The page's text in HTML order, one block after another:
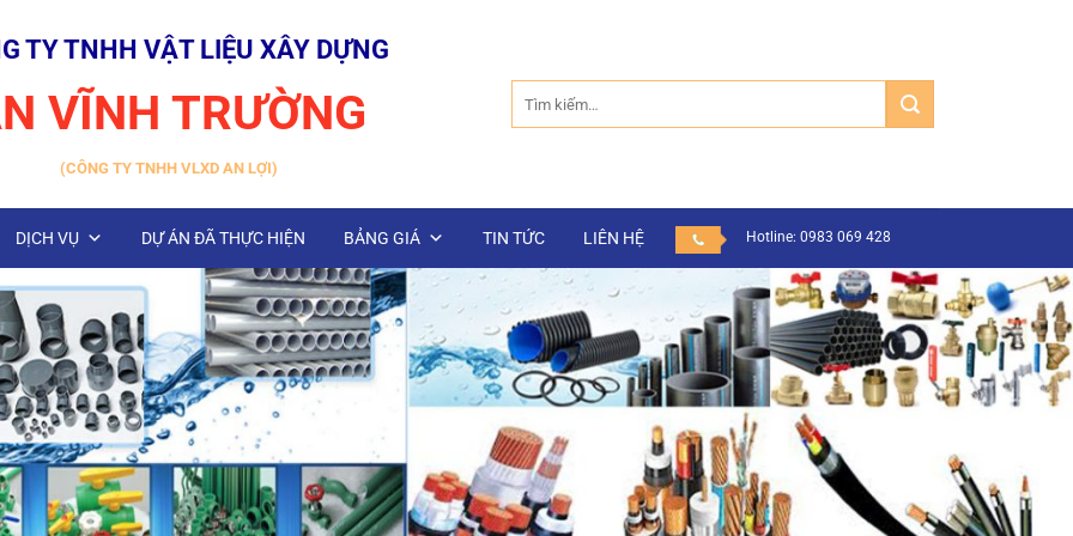
TY TNHH VẬT LIỆU XÂY DỰNG
VĨNH TRƯỜNG
(CÔNG TY TNHH VLXD AN LỢI)
kiếm:
DỊCH VỤ DỰ ÁN ĐÃ THỰC HIỆN BẢNG GIÁ TIN TỨC LIÊN HỆ Hotline: 0983 069 428